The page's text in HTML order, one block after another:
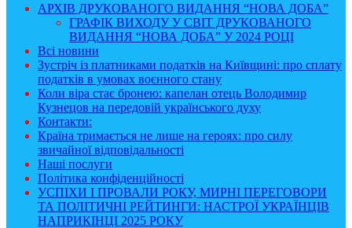
АРХІВ ДРУКОВАНОГО ВИДАННЯ “НОВА ДОБА”
ГРАФІК ВИХОДУ У СВІТ ДРУКОВАНОГО
ВИДАННЯ “НОВА ДОБА” У 2024 РОЦІ
Всі новини
Зустріч із платниками податків на Київщині: про сплату
податків в умовах воєнного стану
Коли віра стає бронею: капелан отець Володимир
Кузнецов на передовій українського духу
Контакти:
Країна тримається не лише на героях: про силу
звичайної відповідальності
Наші послуги
Політика конфіденційності
УСПІХИ І ПРОВАЛИ РОКУ, МИРНІ ПЕРЕГОВОРИ
ТА ПОЛІТИЧНІ РЕЙТИНГИ: НАСТРОЇ УКРАЇНЦІВ
НАПРИКІНЦІ 2025 РОКУ